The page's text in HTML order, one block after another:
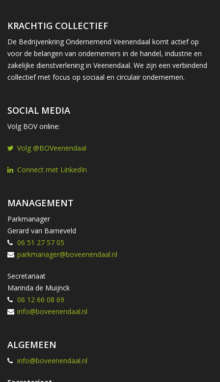
KRACHTIG COLLECTIEF
De Bedrijvenkring Ondernemend Veenendaal komt actief op
voor de belangen van ondernemers in de handel, industrie en
zakelijke dienstverlening in Veenendaal. We zijn een verbindend
collectief met focus op sociaal en circulair ondernemen.
SOCIAL MEDIA
Volg BOV online:
Volg @BOVeenendaal
Connect met LinkedIn
MANAGEMENT
Parkmanager
Gerard van Barneveld
06 51 27 57 05
parkmanager@boveenendaal.nl
Secretariaat
Marinda de Muijnck
06 12 66 08 69
info@boveenendaal.nl
ALGEMEEN
info@boveenendaal.nl